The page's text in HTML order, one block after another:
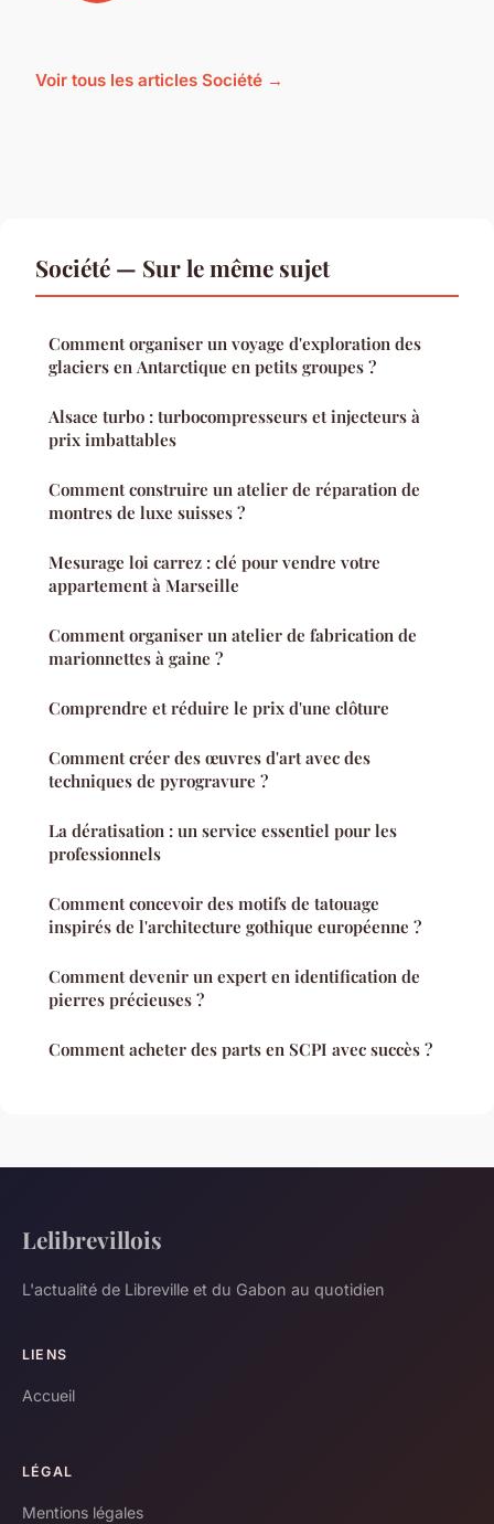
Voir tous les articles Société →
Société — Sur le même sujet
Comment organiser un voyage d'exploration des
glaciers en Antarctique en petits groupes ?
Alsace turbo : turbocompresseurs et injecteurs à
prix imbattables
Comment construire un atelier de réparation de
montres de luxe suisses ?
Mesurage loi carrez : clé pour vendre votre
appartement à Marseille
Comment organiser un atelier de fabrication de
marionnettes à gaine ?
Comprendre et réduire le prix d'une clôture
Comment créer des œuvres d'art avec des
techniques de pyrogravure ?
La dératisation : un service essentiel pour les
professionnels
Comment concevoir des motifs de tatouage
inspirés de l'architecture gothique européenne ?
Comment devenir un expert en identification de
pierres précieuses ?
Comment acheter des parts en SCPI avec succès ?
Lelibrevillois
L'actualité de Libreville et du Gabon au quotidien
LIENS
Accueil
LÉGAL
Mentions légales